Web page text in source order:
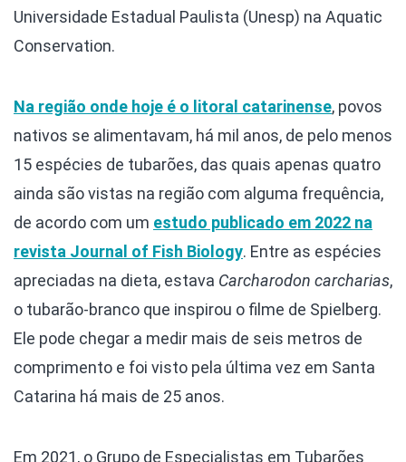
Universidade Estadual Paulista (Unesp) na Aquatic
Conservation.
Na região onde hoje é o litoral catarinense, povos
nativos se alimentavam, há mil anos, de pelo menos
15 espécies de tubarões, das quais apenas quatro
ainda são vistas na região com alguma frequência,
de acordo com um estudo publicado em 2022 na
revista Journal of Fish Biology. Entre as espécies
apreciadas na dieta, estava Carcharodon carcharias,
o tubarão-branco que inspirou o filme de Spielberg.
Ele pode chegar a medir mais de seis metros de
comprimento e foi visto pela última vez em Santa
Catarina há mais de 25 anos.
Em 2021, o Grupo de Especialistas em Tubarões